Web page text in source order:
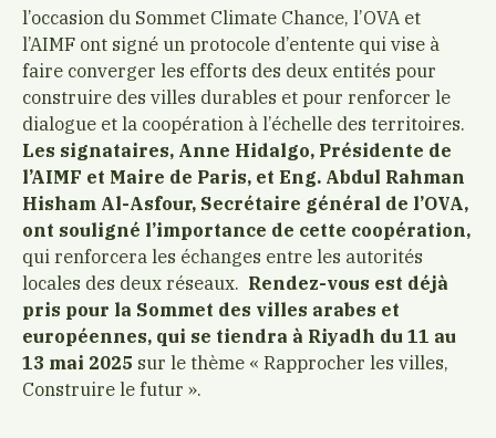
l’occasion du Sommet Climate Chance, l’OVA et
l’AIMF ont signé un protocole d’entente qui vise à
faire converger les efforts des deux entités pour
construire des villes durables et pour renforcer le
dialogue et la coopération à l’échelle des territoires.
Les signataires, Anne Hidalgo, Présidente de
l’AIMF et Maire de Paris, et Eng. Abdul Rahman
Hisham Al-Asfour, Secrétaire général de l’OVA,
ont souligné l’importance de cette coopération,
qui renforcera les échanges entre les autorités
locales des deux réseaux. Rendez-vous est déjà
pris pour la Sommet des villes arabes et
européennes, qui se tiendra à Riyadh du 11 au
13 mai 2025 sur le thème « Rapprocher les villes,
Construire le futur ».